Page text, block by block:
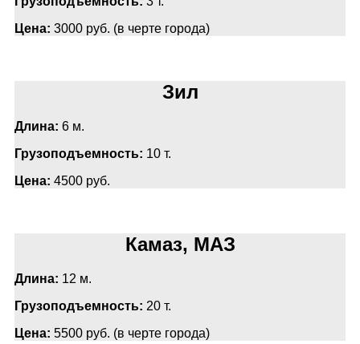
Цена: 3000 руб. (в черте города)
Зил
Длина: 6 м.
Грузоподъемность: 10 т.
Цена: 4500 руб.
Камаз, МАЗ
Длина: 12 м.
Грузоподъемность: 20 т.
Цена: 5500 руб. (в черте города)